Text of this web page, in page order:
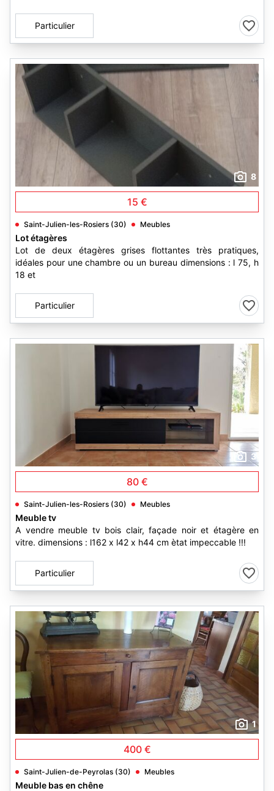
Particulier
8
15 €
Saint-Julien-les-Rosiers (30) Meubles
Lot étagères
Lot de deux étagères grises flottantes très pratiques,
idéales pour une chambre ou un bureau dimensions : l 75, h
18 et
Particulier
3
80 €
Saint-Julien-les-Rosiers (30) Meubles
Meuble tv
A vendre meuble tv bois clair, façade noir et étagère en
vitre. dimensions : l162 x l42 x h44 cm ètat impeccable !!!
Particulier
1
400 €
Saint-Julien-de-Peyrolas (30) Meubles
Meuble bas en chêne